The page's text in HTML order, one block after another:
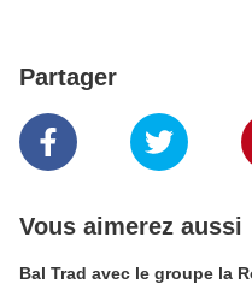
Partager
Vous aimerez aussi
Bal Trad avec le groupe la